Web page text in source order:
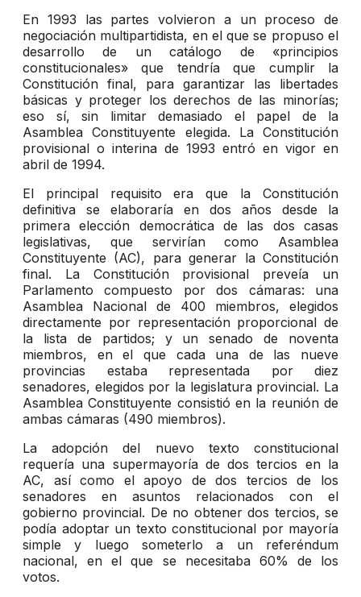
En 1993 las partes volvieron a un proceso de
negociación multipartidista, en el que se propuso el
desarrollo de un catálogo de «principios
constitucionales» que tendría que cumplir la
Constitución final, para garantizar las libertades
básicas y proteger los derechos de las minorías;
eso sí, sin limitar demasiado el papel de la
Asamblea Constituyente elegida. La Constitución
provisional o interina de 1993 entró en vigor en
abril de 1994.
El principal requisito era que la Constitución
definitiva se elaboraría en dos años desde la
primera elección democrática de las dos casas
legislativas, que servirían como Asamblea
Constituyente (AC), para generar la Constitución
final. La Constitución provisional preveía un
Parlamento compuesto por dos cámaras: una
Asamblea Nacional de 400 miembros, elegidos
directamente por representación proporcional de
la lista de partidos; y un senado de noventa
miembros, en el que cada una de las nueve
provincias estaba representada por diez
senadores, elegidos por la legislatura provincial. La
Asamblea Constituyente consistió en la reunión de
ambas cámaras (490 miembros).
La adopción del nuevo texto constitucional
requería una supermayoría de dos tercios en la
AC, así como el apoyo de dos tercios de los
senadores en asuntos relacionados con el
gobierno provincial. De no obtener dos tercios, se
podía adoptar un texto constitucional por mayoría
simple y luego someterlo a un referéndum
nacional, en el que se necesitaba 60% de los
votos.